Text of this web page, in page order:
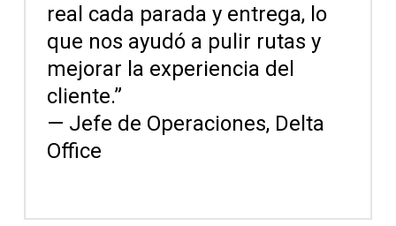
real cada parada y entrega, lo
que nos ayudó a pulir rutas y
mejorar la experiencia del
cliente.”
— Jefe de Operaciones, Delta
Office